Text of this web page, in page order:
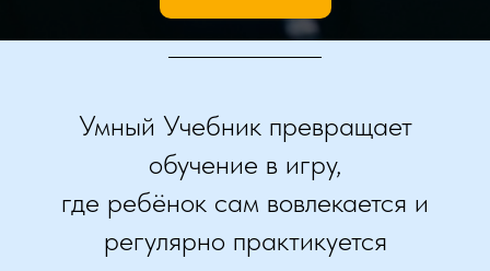
Умный Учебник превращает
обучение в игру,
где ребёнок сам вовлекается и
регулярно практикуется